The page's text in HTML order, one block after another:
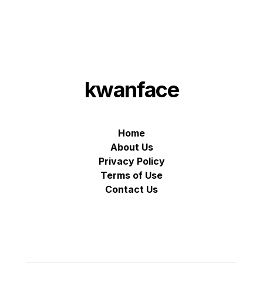
kwanface
Home
About Us
Privacy Policy
Terms of Use
Contact Us